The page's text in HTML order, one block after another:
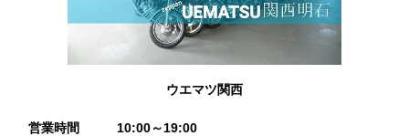
ウエマツ関西
営業時間
10:00～19:00